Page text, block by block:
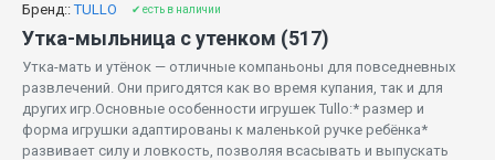
Бренд:: TULLO ✔ есть в наличии
Утка-мыльница с утенком (517)
Утка-мать и утёнок — отличные компаньоны для повседневных
развлечений. Они пригодятся как во время купания, так и для
других игр.Основные особенности игрушек Tullo:* размер и
форма игрушки адаптированы к маленькой ручке ребёнка*
развивает силу и ловкость, позволяя всасывать и выпускать